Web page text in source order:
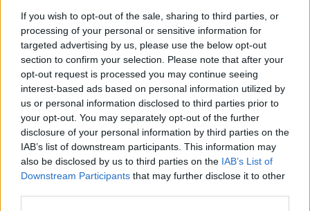
If you wish to opt-out of the sale, sharing to third parties, or
processing of your personal or sensitive information for
targeted advertising by us, please use the below opt-out
section to confirm your selection. Please note that after your
opt-out request is processed you may continue seeing
interest-based ads based on personal information utilized by
us or personal information disclosed to third parties prior to
your opt-out. You may separately opt-out of the further
disclosure of your personal information by third parties on the
IAB’s list of downstream participants. This information may
also be disclosed by us to third parties on the IAB’s List of
Downstream Participants that may further disclose it to other
Zoom IQ που λειτουργεί με τεχνητή νοημοσύνη
τον Μάρτιο, ενώ το Stack Diary εντόπισε μια
πρόσφατη ενημέρωση στους Όρους Υπηρεσίας της
Zoom που της επιτρέπει να χρησιμοποιεί το
περιεχόμενο των πελατών της για την εκπαίδευση
της τεχνητής νοημοσύνης. Επίσης, δεν υπάρχει
τρόπος να εξαιρεθείτε από αυτή την λειτουργία.